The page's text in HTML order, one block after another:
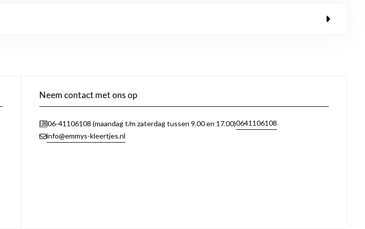
Neem contact met ons op
06-41106108 (maandag t/m zaterdag tussen 9.00 en 17.00)0641106108
info@emmys-kleertjes.nl